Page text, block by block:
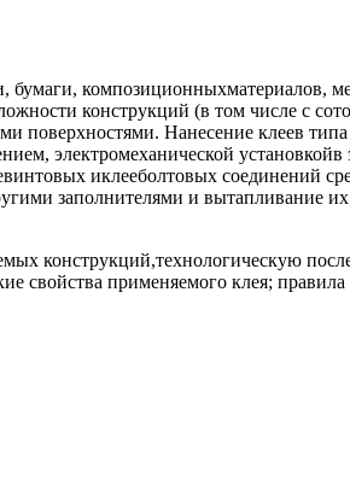
бумаги, композиционныхматериалов,
конструкций (в том числе с
поверхностями. Нанесение клеев
электромеханической установкойв
иклееболтовых соединений
заполнителями и вытапливание
конструкций,технологическую
свойства применяемого клея;